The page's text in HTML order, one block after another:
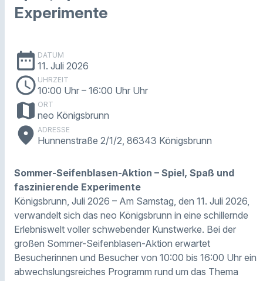
Experimente
date_range DATUM
11. Juli 2026
schedule UHRZEIT
10:00 Uhr – 16:00 Uhr Uhr
map ORT
neo Königsbrunn
place ADRESSE
Hunnenstraße 2/1/2, 86343 Königsbrunn
Sommer-Seifenblasen-Aktion – Spiel, Spaß und
faszinierende Experimente
Königsbrunn, Juli 2026 – Am Samstag, den 11. Juli 2026,
verwandelt sich das neo Königsbrunn in eine schillernde
Erlebniswelt voller schwebender Kunstwerke. Bei der
großen Sommer-Seifenblasen-Aktion erwartet
Besucherinnen und Besucher von 10:00 bis 16:00 Uhr ein
abwechslungsreiches Programm rund um das Thema